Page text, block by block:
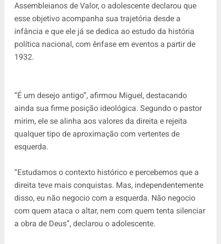
Assembleianos de Valor, o adolescente declarou que
esse objetivo acompanha sua trajetória desde a
infância e que ele já se dedica ao estudo da história
política nacional, com ênfase em eventos a partir de
1932.
“É um desejo antigo”, afirmou Miguel, destacando
ainda sua firme posição ideológica. Segundo o pastor
mirim, ele se alinha aos valores da direita e rejeita
qualquer tipo de aproximação com vertentes de
esquerda.
“Estudamos o contexto histórico e percebemos que a
direita teve mais conquistas. Mas, independentemente
disso, eu não negocio com a esquerda. Não negocio
com quem ataca o altar, nem com quem tenta silenciar
a obra de Deus”, declarou o adolescente.